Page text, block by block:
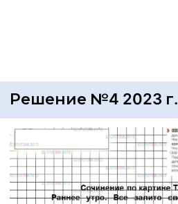
Решение №4 2023 г.